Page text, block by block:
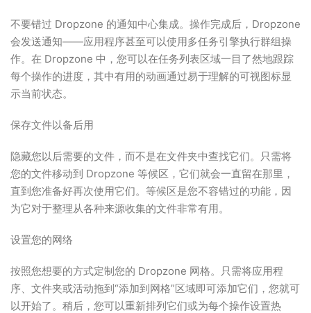
不要错过 Dropzone 的通知中心集成。操作完成后，Dropzone
会发送通知——应用程序甚至可以使用多任务引擎执行群组操
作。在 Dropzone 中，您可以在任务列表区域一目了然地跟踪
每个操作的进度，其中有用的动画通过易于理解的可视图标显
示当前状态。
保存文件以备后用
隐藏您以后需要的文件，而不是在文件夹中查找它们。只需将
您的文件移动到 Dropzone 等候区，它们就会一直留在那里，
直到您准备好再次使用它们。等候区是您不容错过的功能，因
为它对于整理从各种来源收集的文件非常有用。
设置您的网络
按照您想要的方式定制您的 Dropzone 网格。只需将应用程
序、文件夹或活动拖到“添加到网格”区域即可添加它们，您就可
以开始了。稍后，您可以重新排列它们或为每个操作设置热